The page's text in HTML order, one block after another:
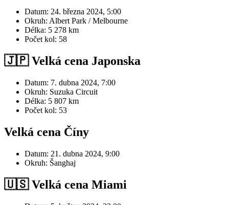
Datum: 24. března 2024, 5:00
Okruh: Albert Park / Melbourne
Délka: 5 278 km
Počet kol: 58
🇯🇵 Velká cena Japonska
Datum: 7. dubna 2024, 7:00
Okruh: Suzuka Circuit
Délka: 5 807 km
Počet kol: 53
Velká cena Číny
Datum: 21. dubna 2024, 9:00
Okruh: Šanghaj
🇺🇸 Velká cena Miami